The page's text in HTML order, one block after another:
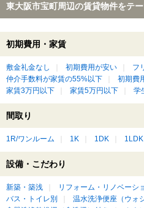
東大阪市宝町周辺の賃貸物件をテ
初期費用・家賃
敷金礼金なし 初期費用が安い フ
仲介手数料が家賃の55%以下
初期費
家賃3万円以下
家賃5万円以下 学
間取り
1R/ワンルーム 1K 1DK 1LDK
設備・こだわり
新築・築浅 リフォーム・リノベーシ
バス・トイレ別
温水洗浄便座（ウォ